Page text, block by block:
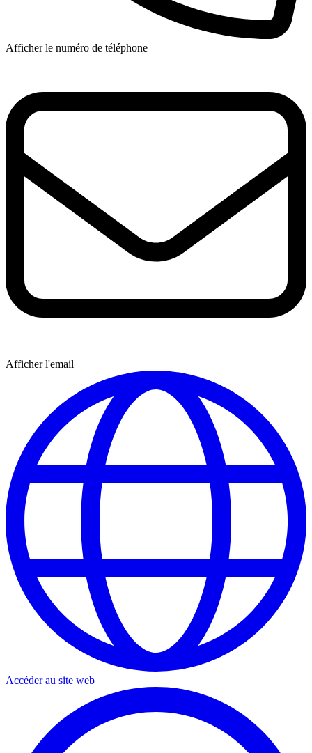
Afficher le numéro de téléphone
Afficher l'email
Accéder au site web